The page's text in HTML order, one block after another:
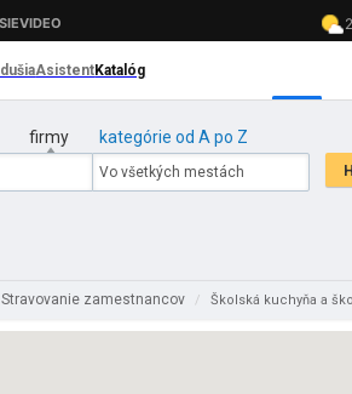
firmy kategórie od A po Z
Stravovanie zamestnancov / Školská kuchyňa a